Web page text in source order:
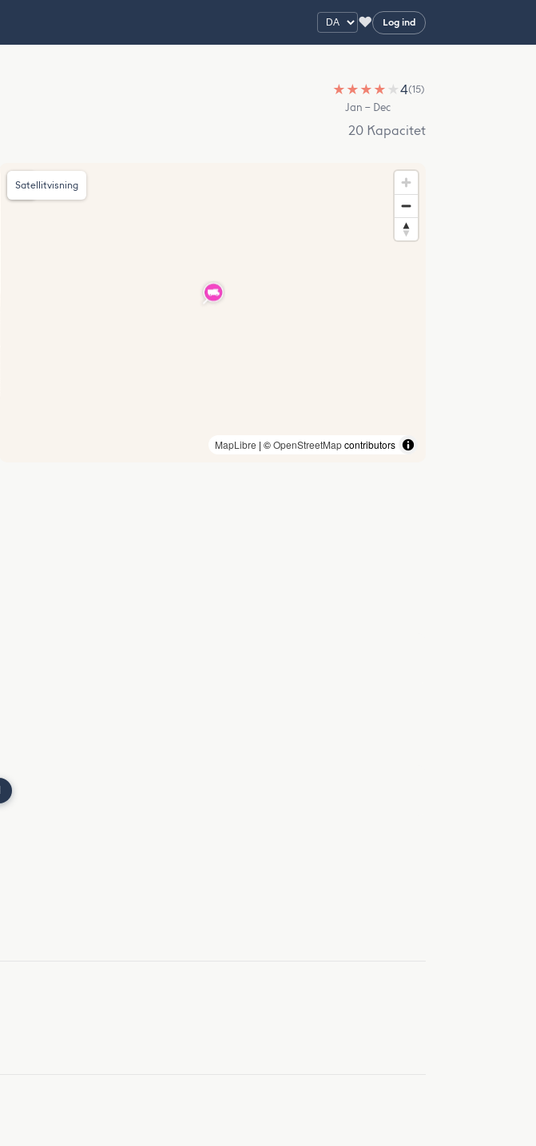
♥ Log ind
★ ★ ★ ★ ★4(15)
Jan – Dec
20 Kapacitet
MapLibre | ©OpenStreetMapcontributors
Satellitvisning